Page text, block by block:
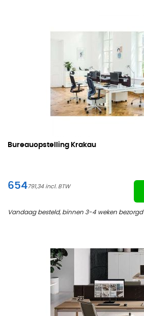
Bureauopstelling Krakau
654791,34
Vandaag besteld, binnen 3-4 weken bezorgd